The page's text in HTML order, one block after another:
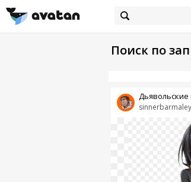
Поиск по
sinnerbarmaley